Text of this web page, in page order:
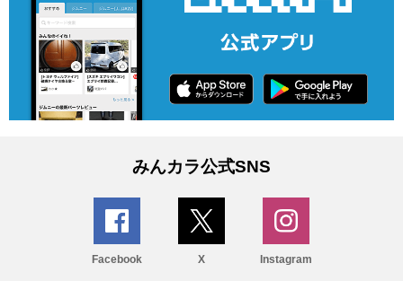
みんカラ公式SNS
Facebook X Instagram